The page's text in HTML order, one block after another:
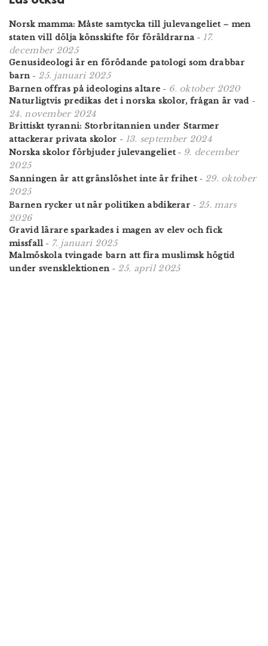
Norsk mamma: Måste samtycka till julevangeliet – men
staten vill dölja könsskifte för föräldrarna - 17.
december 2025
Genusideologi är en förödande patologi som drabbar
barn - 25. januari 2025
Barnen offras på ideologins altare - 6. oktober 2020
Naturligtvis predikas det i norska skolor, frågan är vad -
24. november 2024
Brittiskt tyranni: Storbritannien under Starmer
attackerar privata skolor - 13. september 2024
Norska skolor förbjuder julevangeliet- 9. december
2025
Sanningen är att gränslöshet inte är frihet- 29. oktober
2025
Barnen rycker ut när politiken abdikerar - 25. mars
2026
Gravid lärare sparkades i magen av elev och fick
missfall - 7. januari 2025
Malmöskola tvingade barn att fira muslimsk högtid
under svensklektionen - 25. april 2025